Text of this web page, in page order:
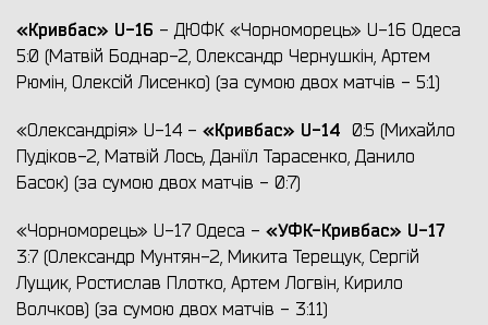
«Кривбас» U-16 - ДЮФК «Чорноморець» U-16 Одеса
5:0 (Матвій Боднар-2, Олександр Чернушкін, Артем
Рюмін, Олексій Лисенко) (за сумою двох матчів - 5:1)
«Олександрія» U-14 - «Кривбас» U-14 0:5 (Михайло
Пудіков-2, Матвій Лось, Даніїл Тарасенко, Данило
Басок) (за сумою двох матчів - 0:7)
«Чорноморець» U-17 Одеса - «УФК-Кривбас» U-17
3:7 (Олександр Мунтян-2, Микита Терещук, Сергій
Лущик, Ростислав Плотко, Артем Логвін, Кирило
Волчков) (за сумою двох матчів - 3:11)